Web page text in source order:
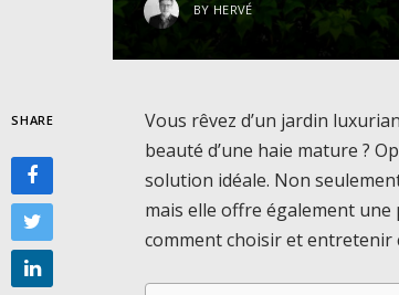
BY HERVÉ
SHARE
Vous rêvez d’un jardin
beauté d’une haie mature ?
solution idéale. Non
mais elle offre également
comment choisir et entretenir